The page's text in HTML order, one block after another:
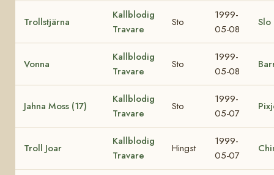
Trollstjärna
Kallblodig
Travare
Sto
1999-
05-08
Slo
Vonna
Kallblodig
Travare
Sto
1999-
05-08
Jahna Moss (17)
Kallblodig
Travare
Sto
1999-
05-07
Troll Joar
Kallblodig
Travare
Hingst
1999-
05-07